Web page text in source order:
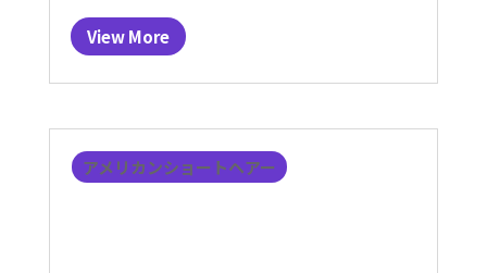
View More
アメリカンショートヘアー